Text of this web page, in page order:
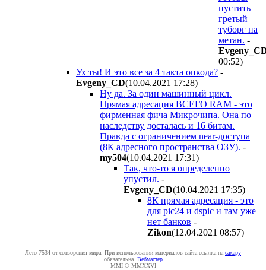
пустить
гретый
туборг на
метан. -
00:52)
Ух ты! И это все за 4 такта опкода? -
Evgeny_CD(10.04.2021 17:28)
Ну да. За один машинный цикл.
Прямая адресация ВСЕГО RAM - это
фирменная фича Микрочипа. Она по
наследству досталась и 16 битам.
Правда с ограничением near-доступа
(8К адресного пространства ОЗУ). -
my504(10.04.2021 17:31)
Так, что-то я определенно
упустил. -
Evgeny_CD(10.04.2021 17:35)
8К прямая адресация - это
для pic24 и dspic и там уже
нет банков -
Zikon(12.04.2021 08:57)
Лето 7534 от сотворения мира. При использовании материалов сайта ссылка на caxapу
обязательна. Вебмастер
MMI © MMXXVI